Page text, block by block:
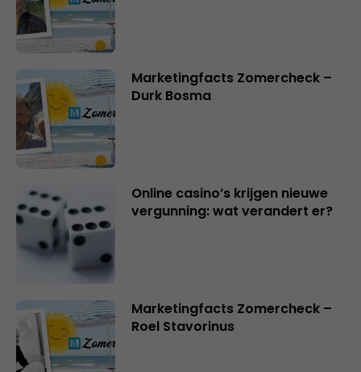
Marketingfacts Zomercheck –
Durk Bosma
Online casino’s krijgen nieuwe
vergunning: wat verandert er?
Marketingfacts Zomercheck –
Roel Stavorinus